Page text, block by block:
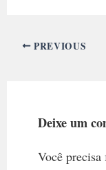
PREVIOUS
Deixe um
Você precisa